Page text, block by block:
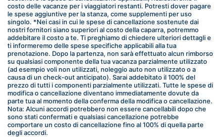
costo delle vacanze per i viaggiatori restanti. Potresti dover pagare
le spese aggiuntive per la stanza, come supplementi per uso
singolo. *Nei casi in cui le spese di cancellazione sostenute dai
nostri fornitori siano superiori al costo della caparra, potremmo
addebitare il costo a te. Ti preghiamo di chiedere ulteriori dettagli e
ti informeremo delle spese specifiche applicabili alla tua
prenotazione. Dopo la partenza, non sarà effettuato alcun rimborso
su qualsiasi componente della tua vacanza parzialmente utilizzato
(ad esempio voli non utilizzati, noleggio auto non utilizzato o a
causa di un check-out anticipato). Sarai addebitato il 100% del
prezzo di tutti i componenti parzialmente utilizzati. Tutte le spese di
modifica o cancellazione diventano immediatamente dovute da
parte tua al momento della conferma della modifica o cancellazione.
Nota: Alcuni accordi potrebbero non essere cancellabili dopo che
sono stati confermati e qualsiasi cancellazione potrebbe
comportare un costo di cancellazione fino al 100% di quella parte
degli accordi.